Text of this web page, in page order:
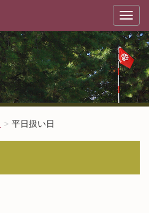
T
g
g
l
e
n
a
v
i
a
n
垂
平日扱い日